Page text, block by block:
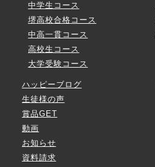
中学生コース
堺高校合格コース
中高一貫コース
高校生コース
大学受験コース
ハッピーブログ
生徒様の声
賞品GET
動画
お知らせ
資料請求